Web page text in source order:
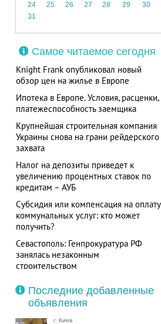
24
25 26 27 28 29
30
31
Самое читаемое сегодня
Knight Frank опубликовал новый
обзор цен на жилье в Европе
Ипотека в Европе. Условия, расценки,
платежеспособность заемщика
Крупнейшая строительная компания
Украины снова на грани рейдерского
захвата
Налог на депозиты приведет к
увеличению процентных ставок по
кредитам – АУБ
Субсидия или компенсация на оплату
коммунальных услуг: кто может
получить?
Севастополь: Генпрокуратура РФ
занялась незаконным
строительством
Последние добавленные
объявления
г. Киев